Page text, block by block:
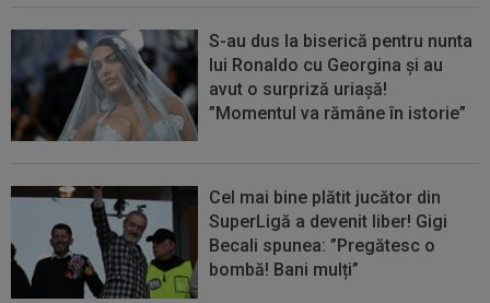
S-au dus la biserică pentru nunta
lui Ronaldo cu Georgina și au
avut o surpriză uriașă!
”Momentul va rămâne în istorie”
Cel mai bine plătit jucător din
SuperLigă a devenit liber! Gigi
Becali spunea: ”Pregătesc o
bombă! Bani mulți”